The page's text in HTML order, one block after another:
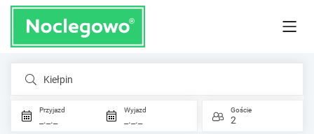
Kiełpin
Przyjazd
_._._
Wyjazd
_._._
Goście
2